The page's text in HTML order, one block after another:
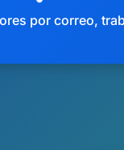
por correo,